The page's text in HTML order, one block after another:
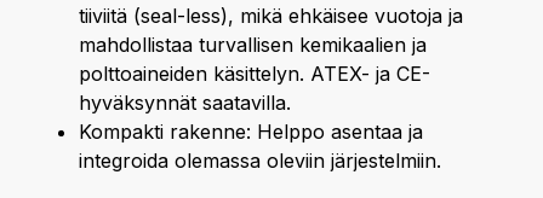
tiiviitä (seal-less), mikä ehkäisee vuotoja ja
mahdollistaa turvallisen kemikaalien ja
polttoaineiden käsittelyn. ATEX- ja CE-
hyväksynnät saatavilla.
Kompakti rakenne: Helppo asentaa ja
integroida olemassa oleviin järjestelmiin.